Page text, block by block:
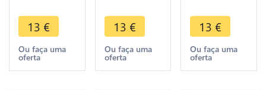
III 1930 BP
Silver ->
Make offer
13 €
Ou faça uma
oferta
III 1930 BP
Silver ->
Make offer
13 €
Ou faça uma
oferta
III 1930 BP
Silver ->
Make offer
13 €
Ou faça uma
oferta